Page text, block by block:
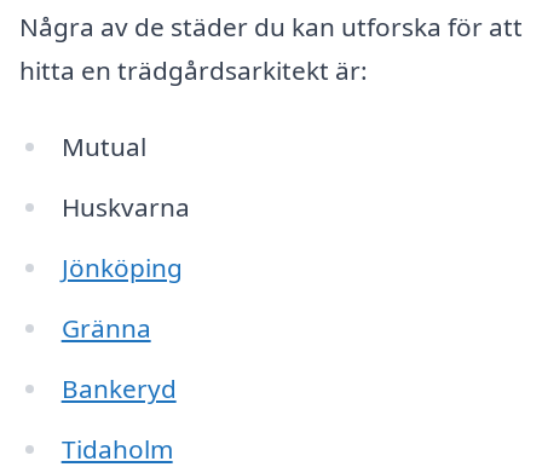
Några av de städer du kan utforska för att
hitta en trädgårdsarkitekt är:
Mutual
Huskvarna
Jönköping
Gränna
Bankeryd
Tidaholm